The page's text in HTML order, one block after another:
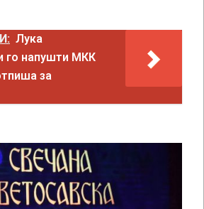
Лука
го напушти МКК
за